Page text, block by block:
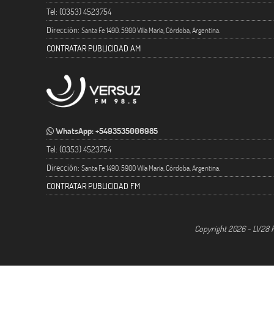
Tel: (0353) 4523754
Dirección: Santa Fe 1490. 5900 Villa María, Córdoba, Argentina.
CONTRATAR PUBLICIDAD AM
WhatsApp: +5493535006985
Tel: (0353) 4523754
Dirección: Santa Fe 1490. 5900 Villa María, Córdoba, Argentina.
CONTRATAR PUBLICIDAD FM
Copyright 2026 - LV28